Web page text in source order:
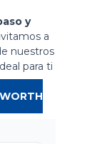
y
a
nuestros
para ti